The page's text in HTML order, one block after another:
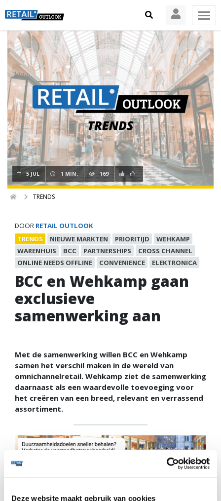
Deze website maakt gebruik van cookies
5 JUL 1 MIN. 169
TRENDS
DOOR RETAIL OUTLOOK
TRENDS
NIEUWE MARKTEN PRIORITIJD
WEHKAMP
WARENHUIS
BCC PARTNERSHIPS
CROSS CHANNEL
ONLINE NEEDS OFFLINE
CONVENIENCE ELEKTRONICA
BCC en Wehkamp gaan
exclusieve
samenwerking aan
Met de samenwerking willen BCC en Wehkamp
samen het verschil maken in de wereld van
omnichannelretail. Wehkamp ziet de samenwerking
daarnaast als een waardevolle toevoeging voor
het creëren van een breed, relevant en verrassend
assortiment.